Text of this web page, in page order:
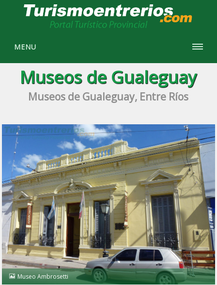
MENU
Museos de Gualeguay
Museos de Gualeguay, Entre Ríos
Museo Ambrosetti